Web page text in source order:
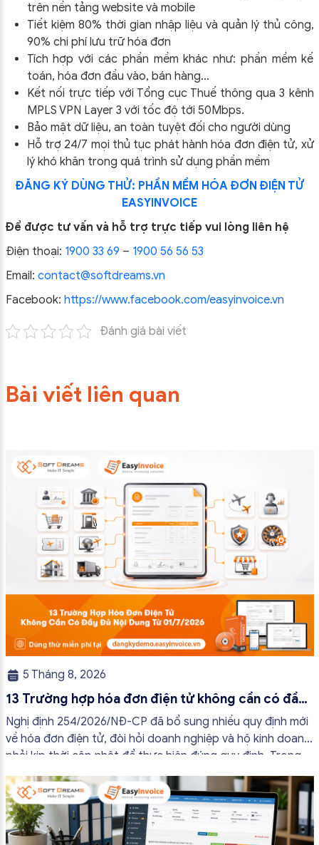
trên nền tảng website và mobile
Tiết kiệm 80% thời gian nhập liệu và quản lý thủ công,
90% chi phí lưu trữ hóa đơn
Tích hợp với các phần mềm khác như: phần mềm kế
toán, hóa đơn đầu vào, bán hàng…
Kết nối trực tiếp với Tổng cục Thuế thông qua 3 kênh
MPLS VPN Layer 3 với tốc độ tới 50Mbps.
Bảo mật dữ liệu, an toàn tuyệt đối cho người dùng
Hỗ trợ 24/7 mọi thủ tục phát hành hóa đơn điện tử, xử
lý khó khăn trong quá trình sử dụng phần mềm
ĐĂNG KÝ DÙNG THỬ: PHẦN MỀM HÓA ĐƠN ĐIỆN TỬ
EASYINVOICE
Để được tư vấn và hỗ trợ trực tiếp vui lòng liên hệ
Điện thoại: 1900 33 69 – 1900 56 56 53
Email: contact@softdreams.vn
Facebook: https://www.facebook.com/easyinvoice.vn
Đánh giá bài viết
Bài viết liên quan
5 Tháng 8, 2026
13 Trường hợp hóa đơn điện tử không cần có đầy
đủ nội dung từ 01/7/2026
Nghị định 254/2026/NĐ-CP đã bổ sung nhiều quy định mới
về hóa đơn điện tử, đòi hỏi doanh nghiệp và hộ kinh doanh
phải kịp thời cập nhật để thực hiện đúng quy định. Trong
bài viết này, hóa đơn điện tử EasyInvoice sẽ chia sẻ 13
trường hợp hóa đơn điện tử không cần […]